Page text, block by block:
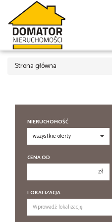
Strona główna
NIERUCHOMOŚĆ
CENA OD
zł
250 000 zł
LOKALIZACJA